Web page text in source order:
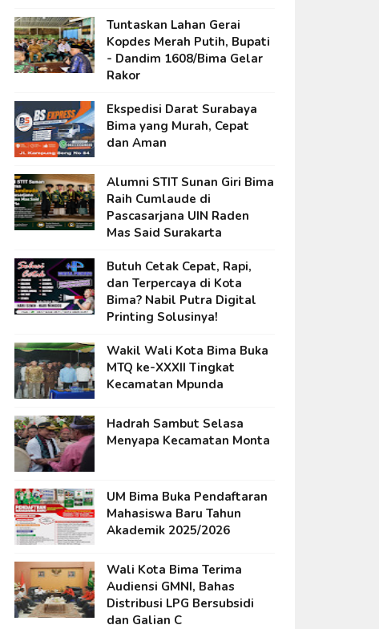
Tuntaskan Lahan Gerai
Kopdes Merah Putih, Bupati
- Dandim 1608/Bima Gelar
Rakor
Ekspedisi Darat Surabaya
Bima yang Murah, Cepat
dan Aman
Alumni STIT Sunan Giri Bima
Raih Cumlaude di
Pascasarjana UIN Raden
Mas Said Surakarta
Butuh Cetak Cepat, Rapi,
dan Terpercaya di Kota
Bima? Nabil Putra Digital
Printing Solusinya!
Wakil Wali Kota Bima Buka
MTQ ke-XXXII Tingkat
Kecamatan Mpunda
Hadrah Sambut Selasa
Menyapa Kecamatan Monta
UM Bima Buka Pendaftaran
Mahasiswa Baru Tahun
Akademik 2025/2026
Wali Kota Bima Terima
Audiensi GMNI, Bahas
Distribusi LPG Bersubsidi
dan Galian C